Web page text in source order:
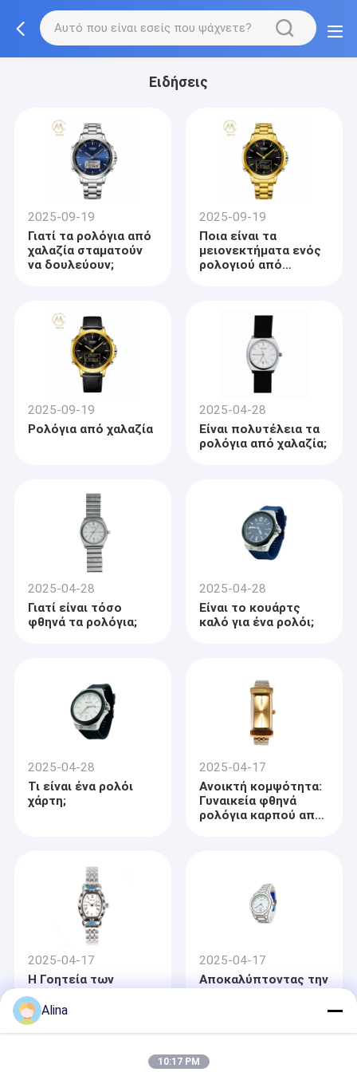
Ειδήσεις
2025-09-19
Γιατί τα ρολόγια από
χαλαζία σταματούν
να δουλεύουν;
2025-09-19
Ποια είναι τα
μειονεκτήματα ενός
ρολογιού από
2025-09-19
Ρολόγια από χαλαζία
2025-04-28
Είναι πολυτέλεια τα
ρολόγια από χαλαζία;
2025-04-28
Γιατί είναι τόσο
φθηνά τα ρολόγια;
2025-04-28
Είναι το κουάρτς
καλό για ένα ρολόι;
2025-04-28
Τι είναι ένα ρολόι
χάρτη;
2025-04-17
Ανοικτή κομψότητα:
Γυναικεία φθηνά
ρολόγια καρπού από
2025-04-17
Η Γοητεία των
γυναικείων ρολογιών
καρπού: Στυλ και
ακρίβεια
2025-04-17
Αποκαλύπτοντας την
πολυτελών ανδρικών
Alina
10:17 PM